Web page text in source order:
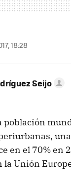
18:28
Seijo
población
en el 70% en
la Unión